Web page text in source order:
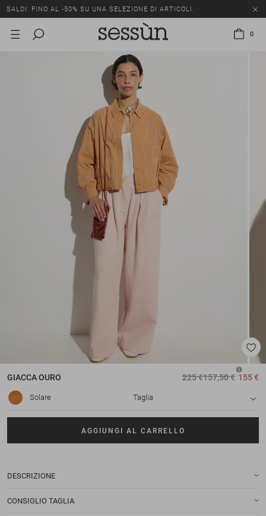
SALDI: FINO AL -50% SU UNA SELEZIONE DI ARTICOLI.
0
GIACCAOURO 225 €157,50 € 155 €
Solare Taglia
AGGIUNGI AL CARRELLO
DESCRIZIONE
CONSIGLIO TAGLIA